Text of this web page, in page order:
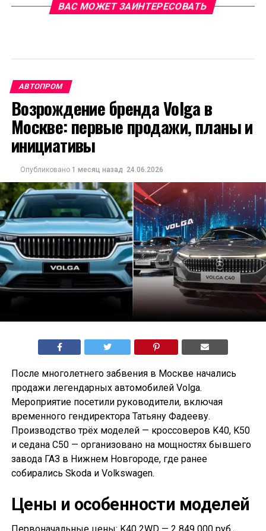
ВАС МОЖЕТ ЗАИНТЕРЕСОВАТЬ
АВТОПРОМ
Возрождение бренда Volga в
Москве: первые продажи, планы и
инициативы
Опубликовано 1 месяц назад 24.06.2026
После многолетнего забвения в Москве начались
продажи легендарных автомобилей Volga.
Мероприятие посетили руководители, включая
временного гендиректора Татьяну Фадееву.
Производство трёх моделей — кроссоверов K40, K50
и седана С50 — организовано на мощностях бывшего
завода ГАЗ в Нижнем Новгороде, где ранее
собирались Skoda и Volkswagen.
Цены и особенности моделей